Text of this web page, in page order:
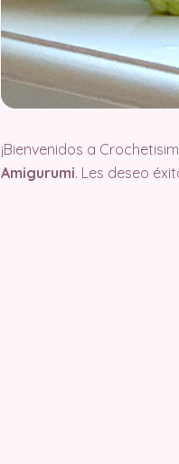
¡Bienvenidos a
Amigurumi. Les deseo